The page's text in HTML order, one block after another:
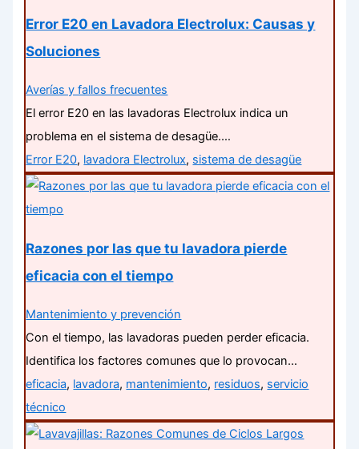
Error E20 en Lavadora Electrolux: Causas y
Soluciones
Averías y fallos frecuentes
El error E20 en las lavadoras Electrolux indica un
problema en el sistema de desagüe.…
Error E20, lavadora Electrolux, sistema de desagüe
Razones por las que tu lavadora pierde
eficacia con el tiempo
Mantenimiento y prevención
Con el tiempo, las lavadoras pueden perder eficacia.
Identifica los factores comunes que lo provocan…
eficacia, lavadora, mantenimiento, residuos, servicio
técnico